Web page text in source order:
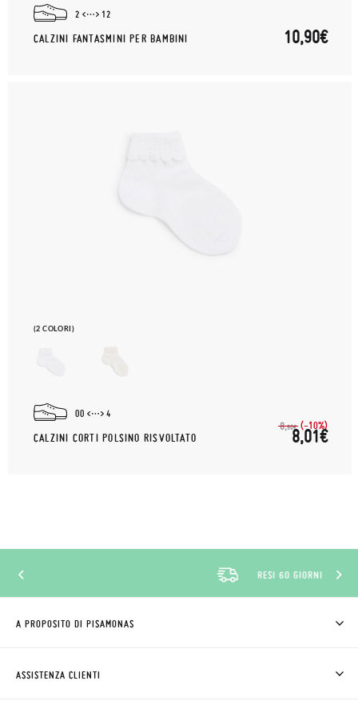
2 12
CALZINI FANTASMINI PER BAMBINI 10,90€
(2 COLORI)
00 4
CALZINI CORTI POLSINO RISVOLTATO
8,90€ (-10%)
8,01€
RESI 60 GIORNI
A PROPOSITO DI PISAMONAS
ASSISTENZA CLIENTI